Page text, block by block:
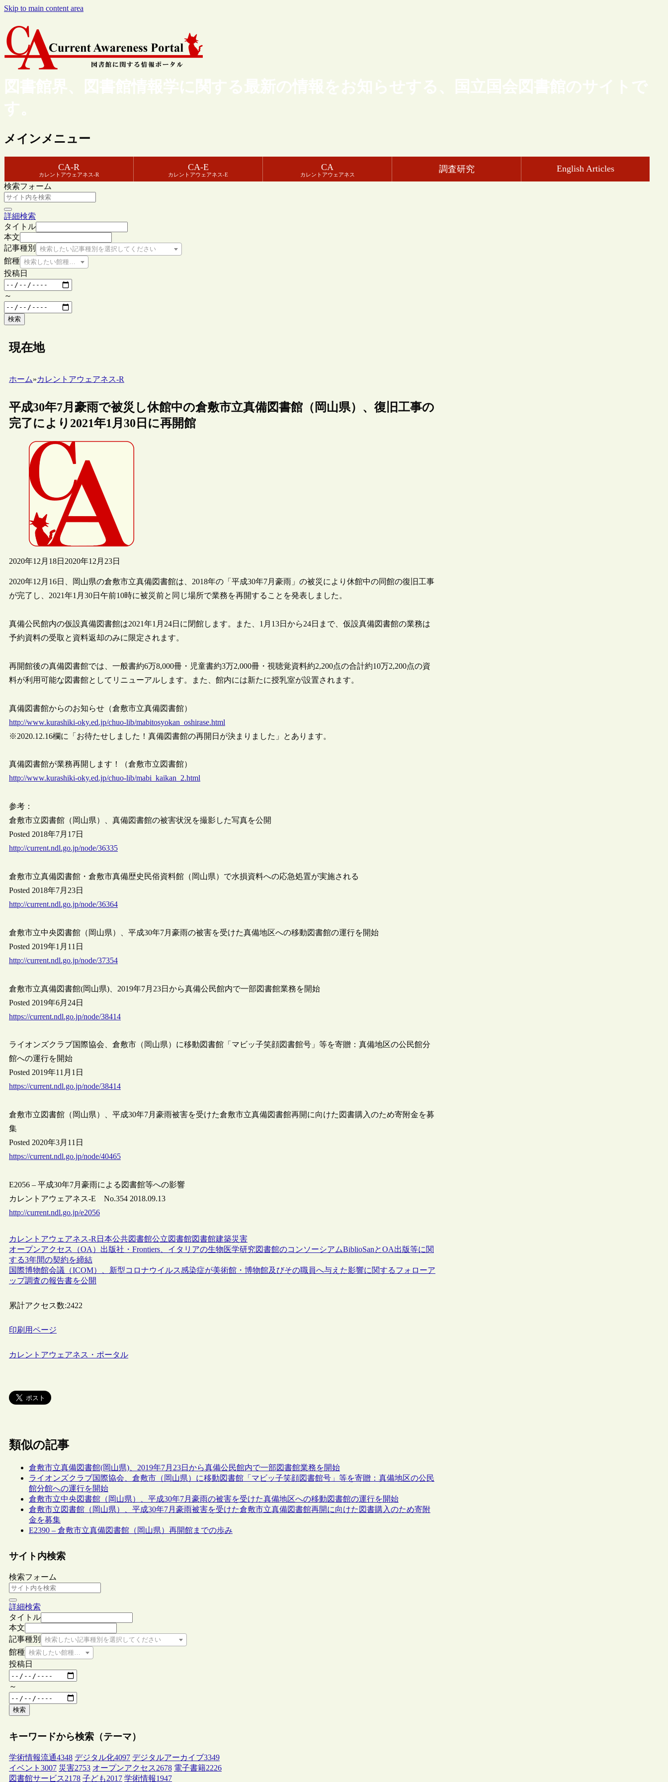
Skip to main content area
図書館界、図書館情報学に関する最新の情報をお知らせする、国立国会図書館のサイトで
す。
メインメニュー
CA-R
カレントアウェアネス-R
CA-E
カレントアウェアネス-E
CA
カレントアウェアネス
調査研究 English Articles
検索フォーム
詳細検索
タイトル
本文
記事種別
検索したい記事種別を選択してください
館種 検索したい館種を選択してください
投稿日
～
検索
現在地
ホーム»カレントアウェアネス-R
平成30年7月豪雨で被災し休館中の倉敷市立真備図書館（岡山県）、復旧工事の
完了により2021年1月30日に再開館
2020年12月18日 2020年12月23日
2020年12月16日、岡山県の倉敷市立真備図書館は、2018年の「平成30年7月豪雨」の被災により休館中の同館の復旧工事
が完了し、2021年1月30日午前10時に被災前と同じ場所で業務を再開することを発表しました。
真備公民館内の仮設真備図書館は2021年1月24日に閉館します。また、1月13日から24日まで、仮設真備図書館の業務は
予約資料の受取と資料返却のみに限定されます。
再開館後の真備図書館では、一般書約6万8,000冊・児童書約3万2,000冊・視聴覚資料約2,200点の合計約10万2,200点の資
料が利用可能な図書館としてリニューアルします。また、館内には新たに授乳室が設置されます。
真備図書館からのお知らせ（倉敷市立真備図書館）
http://www.kurashiki-oky.ed.jp/chuo-lib/mabitosyokan_oshirase.html
※2020.12.16欄に「お待たせしました！真備図書館の再開日が決まりました」とあります。
真備図書館が業務再開します！（倉敷市立図書館）
http://www.kurashiki-oky.ed.jp/chuo-lib/mabi_kaikan_2.html
参考：
倉敷市立図書館（岡山県）、真備図書館の被害状況を撮影した写真を公開
Posted 2018年7月17日
http://current.ndl.go.jp/node/36335
倉敷市立真備図書館・倉敷市真備歴史民俗資料館（岡山県）で水損資料への応急処置が実施される
Posted 2018年7月23日
http://current.ndl.go.jp/node/36364
倉敷市立中央図書館（岡山県）、平成30年7月豪雨の被害を受けた真備地区への移動図書館の運行を開始
Posted 2019年1月11日
http://current.ndl.go.jp/node/37354
倉敷市立真備図書館(岡山県)、2019年7月23日から真備公民館内で一部図書館業務を開始
Posted 2019年6月24日
https://current.ndl.go.jp/node/38414
ライオンズクラブ国際協会、倉敷市（岡山県）に移動図書館「マビッ子笑顔図書館号」等を寄贈：真備地区の公民館分
館への運行を開始
Posted 2019年11月1日
https://current.ndl.go.jp/node/38414
倉敷市立図書館（岡山県）、平成30年7月豪雨被害を受けた倉敷市立真備図書館再開に向けた図書購入のため寄附金を募
集
Posted 2020年3月11日
https://current.ndl.go.jp/node/40465
E2056 – 平成30年7月豪雨による図書館等への影響
カレントアウェアネス-E No.354 2018.09.13
http://current.ndl.go.jp/e2056
カレントアウェアネス-R 日本公共図書館公立図書館図書館建築災害
オープンアクセス（OA）出版社・Frontiers、イタリアの生物医学研究図書館のコンソーシアムBiblioSanとOA出版等に関
する3年間の契約を締結
国際博物館会議（ICOM）、新型コロナウイルス感染症が美術館・博物館及びその職員へ与えた影響に関するフォローア
ップ調査の報告書を公開
累計アクセス数:2422
印刷用ページ
カレントアウェアネス・ポータル
類似の記事
倉敷市立真備図書館(岡山県)、2019年7月23日から真備公民館内で一部図書館業務を開始
ライオンズクラブ国際協会、倉敷市（岡山県）に移動図書館「マビッ子笑顔図書館号」等を寄贈：真備地区の公民
館分館への運行を開始
倉敷市立中央図書館（岡山県）、平成30年7月豪雨の被害を受けた真備地区への移動図書館の運行を開始
倉敷市立図書館（岡山県）、平成30年7月豪雨被害を受けた倉敷市立真備図書館再開に向けた図書購入のため寄附
金を募集
E2390 – 倉敷市立真備図書館（岡山県）再開館までの歩み
サイト内検索
検索フォーム
詳細検索
タイトル
本文
記事種別
検索したい記事種別を選択してください
館種 検索したい館種を選択してください
投稿日
～
検索
キーワードから検索（テーマ）
学術情報流通4348 デジタル化4097 デジタルアーカイブ3349
イベント 3007 災害2753 オープンアクセス2678 電子書籍2226
図書館サービス2178 子ども2017 学術情報1947